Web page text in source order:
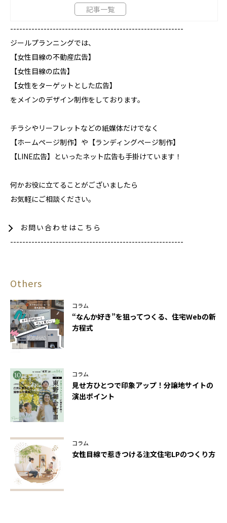
記事一覧
---------------------------------------------------------
ジールプランニングでは、
【女性目線の不動産広告】
【女性目線の広告】
【女性をターゲットとした広告】
をメインのデザイン制作をしております。
チラシやリーフレットなどの紙媒体だけでなく
【ホームページ制作】や【ランディングページ制作】
【LINE広告】といったネット広告も手掛けています！
何かお役に立てることがございましたら
お気軽にご相談ください。
お問い合わせはこちら
---------------------------------------------------------
Others
コラム
“なんか好き”を狙ってつくる、住宅Webの新
方程式
コラム
見せ方ひとつで印象アップ！分譲地サイトの
演出ポイント
コラム
女性目線で惹きつける注文住宅LPのつくり方